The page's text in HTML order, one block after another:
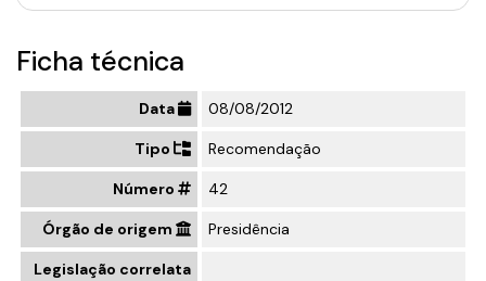
Ficha técnica
Data 08/08/2012
Tipo Recomendação
Número 42
Órgão de origem Presidência
Legislação correlata